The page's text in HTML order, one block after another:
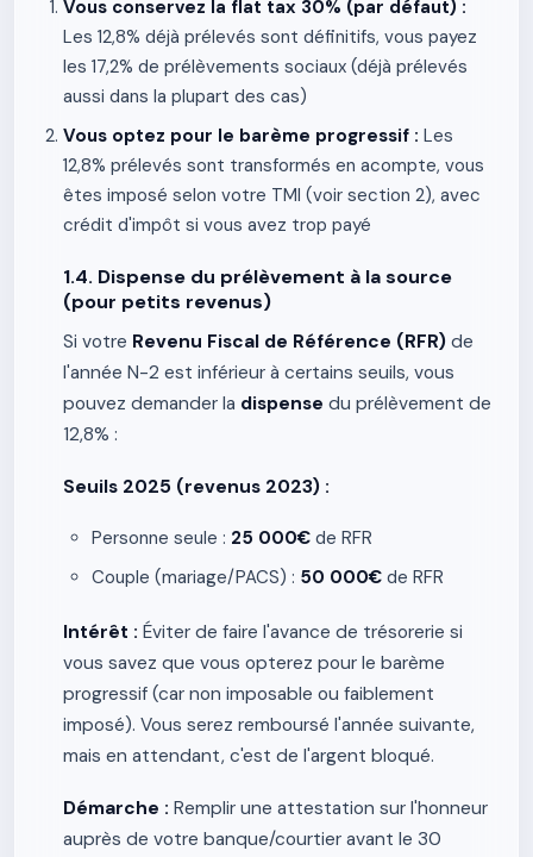
Vous conservez la flat tax 30% (par défaut) :
Les 12,8% déjà prélevés sont définitifs, vous payez
les 17,2% de prélèvements sociaux (déjà prélevés
aussi dans la plupart des cas)
Vous optez pour le barème progressif : Les
12,8% prélevés sont transformés en acompte, vous
êtes imposé selon votre TMI (voir section 2), avec
crédit d'impôt si vous avez trop payé
1.4. Dispense du prélèvement à la source
(pour petits revenus)
Si votre Revenu Fiscal de Référence (RFR) de
l'année N-2 est inférieur à certains seuils, vous
pouvez demander la dispense du prélèvement de
12,8% :
Seuils 2025 (revenus 2023) :
Personne seule : 25 000€ de RFR
Couple (mariage/PACS) : 50 000€ de RFR
Intérêt : Éviter de faire l'avance de trésorerie si
vous savez que vous opterez pour le barème
progressif (car non imposable ou faiblement
imposé). Vous serez remboursé l'année suivante,
mais en attendant, c'est de l'argent bloqué.
Démarche : Remplir une attestation sur l'honneur
auprès de votre banque/courtier avant le 30